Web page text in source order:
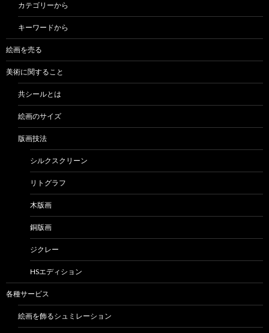
カテゴリーから
キーワードから
絵画を売る
美術に関すること
共シールとは
絵画のサイズ
版画技法
シルクスクリーン
リトグラフ
木版画
銅版画
ジクレー
HSエディション
各種サービス
絵画を飾るシュミレーション